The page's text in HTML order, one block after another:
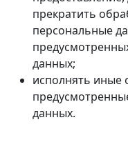
прекратить
персональные
данных;
исполнять иные
данных.